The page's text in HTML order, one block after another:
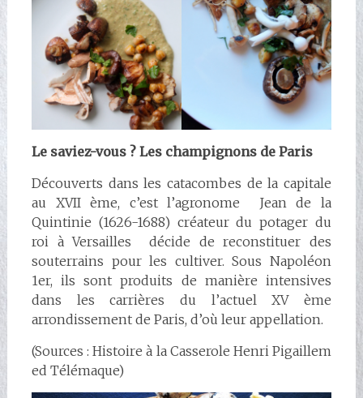
Le saviez-vous ? Les champignons de Paris
Découverts dans les catacombes de la capitale
au XVII ème, c’est l’agronome Jean de la
Quintinie (1626-1688) créateur du potager du
roi à Versailles décide de reconstituer des
souterrains pour les cultiver. Sous Napoléon
1er, ils sont produits de manière intensives
dans les carrières du l’actuel XV ème
arrondissement de Paris, d’où leur appellation.
(Sources : Histoire à la Casserole Henri Pigaillem
ed Télémaque)